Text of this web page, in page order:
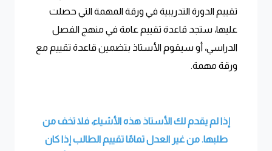
تقييم الدورة التدريبية في ورقة المهمة التي حصلت
عليها، ستجد قاعدة تقييم عامة في منهج الفصل
الدراسي، أو سيقوم الأستاذ بتضمين قاعدة تقييم مع
ورقة مهمة.
إذا لم يقدم لك الأستاذ هذه الأشياء، فلا تخف من
طلبها. من غير العدل تمامًا تقييم الطالب إذا كان